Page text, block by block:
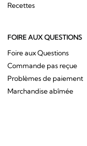
Recettes
FOIRE AUX QUESTIONS
Foire aux Questions
Commande pas reçue
Problèmes de paiement
Marchandise abîmée